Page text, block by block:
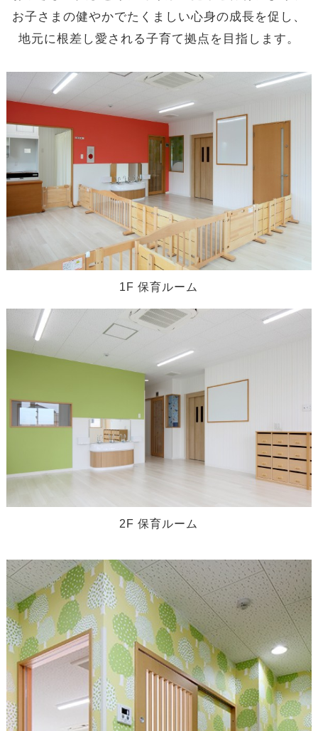
お子さまの健やかでたくましい心身の成長を促し、
地元に根差し愛される子育て拠点を目指します。
1F 保育ルーム
2F 保育ルーム